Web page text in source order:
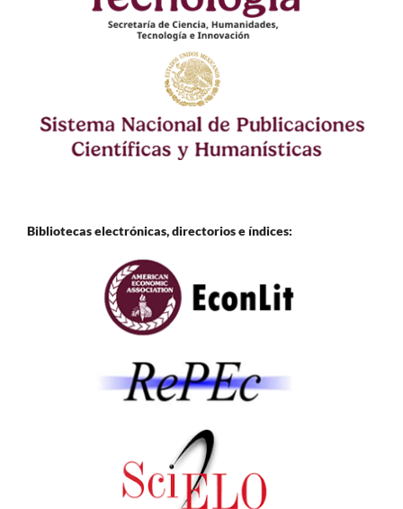
Bibliotecas electrónicas, directorios e índices: